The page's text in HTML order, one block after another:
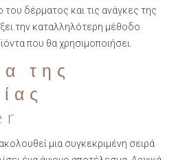
του δέρματος και τις ανάγκες της
την καταλληλότερη μέθοδο
που θα χρησιμοποιήσει.
της
μια συγκεκριμένη σειρά